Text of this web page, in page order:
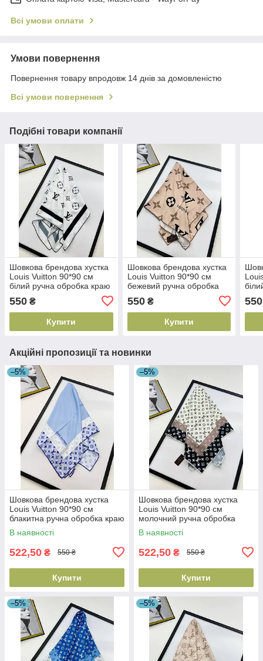
Всі умови оплати
Умови повернення
Повернення товару впродовж 14 днів за домовленістю
Всі умови повернення
Подібні товари компанії
Шовкова брендова хустка
Louis Vuitton 90*90 см
білий ручна обробка краю
550 ₴
Купити
Шовкова брендова хустка
Louis Vuitton 90*90 см
бежевий ручна обробка
550₴
Купити
550
Акційні пропозиції та новинки
–5%
Шовкова брендова хустка
Louis Vuitton 90*90 см
блакитна ручна обробка краю
В наявності
522,50 ₴ 550 ₴
Купити
–5%
Шовкова брендова хустка
Louis Vuitton 90*90 см
молочний ручна обробка
краю
В наявності
522,50 ₴ 550 ₴
Купити
–5% –5%